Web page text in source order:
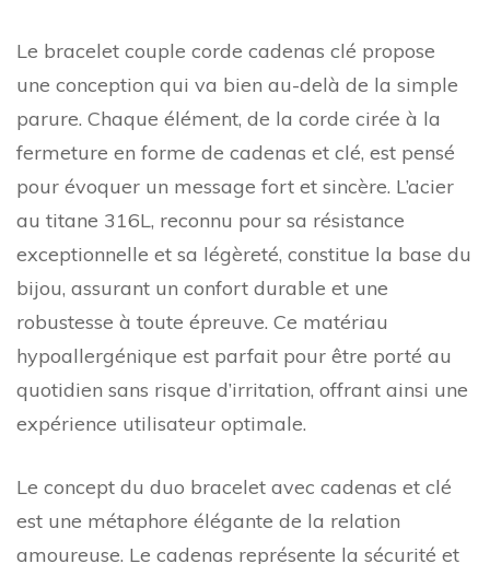
Le bracelet couple corde cadenas clé propose
une conception qui va bien au-delà de la simple
parure. Chaque élément, de la corde cirée à la
fermeture en forme de cadenas et clé, est pensé
pour évoquer un message fort et sincère. L’acier
au titane 316L, reconnu pour sa résistance
exceptionnelle et sa légèreté, constitue la base du
bijou, assurant un confort durable et une
robustesse à toute épreuve. Ce matériau
hypoallergénique est parfait pour être porté au
quotidien sans risque d’irritation, offrant ainsi une
expérience utilisateur optimale.
Le concept du duo bracelet avec cadenas et clé
est une métaphore élégante de la relation
amoureuse. Le cadenas représente la sécurité et